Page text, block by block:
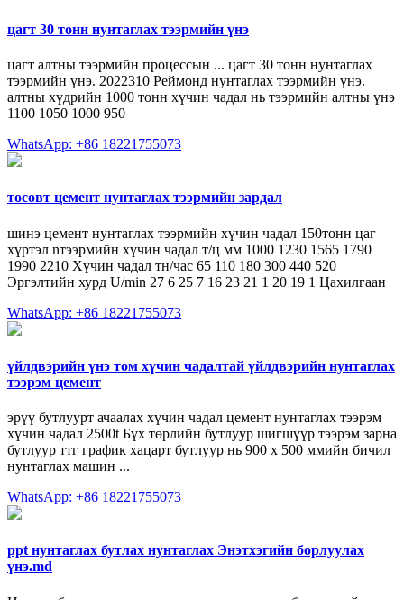
цагт 30 тонн нунтаглах тээрмийн үнэ
цагт алтны тээрмийн процессын ... цагт 30 тонн нунтаглах
тээрмийн үнэ. 2022310 Реймонд нунтаглах тээрмийн үнэ.
алтны хүдрийн 1000 тонн хүчин чадал нь тээрмийн алтны үнэ
1100 1050 1000 950
WhatsApp: +86 18221755073
төсөвт цемент нунтаглах тээрмийн зардал
шинэ цемент нунтаглах тээрмийн хүчин чадал 150тонн цаг
хүртэл nтээрмийн хүчин чадал т/ц мм 1000 1230 1565 1790
1990 2210 Хүчин чадал тн/час 65 110 180 300 440 520
Эргэлтийн хурд U/min 27 6 25 7 16 23 21 1 20 19 1 Цахилгаан
WhatsApp: +86 18221755073
үйлдвэрийн үнэ том хүчин чадалтай үйлдвэрийн нунтаглах
тээрэм цемент
эрүү бутлуурт ачаалах хүчин чадал цемент нунтаглах тээрэм
хүчин чадал 2500t Бүх төрлийн бутлуур шигшүүр тээрэм зарна
бутлуур ттг график хацарт бутлуур нь 900 х 500 ммийн бичил
нунтаглах машин ...
WhatsApp: +86 18221755073
ppt нунтаглах бутлах нунтаглах Энэтхэгийн борлуулах
үнэ.md